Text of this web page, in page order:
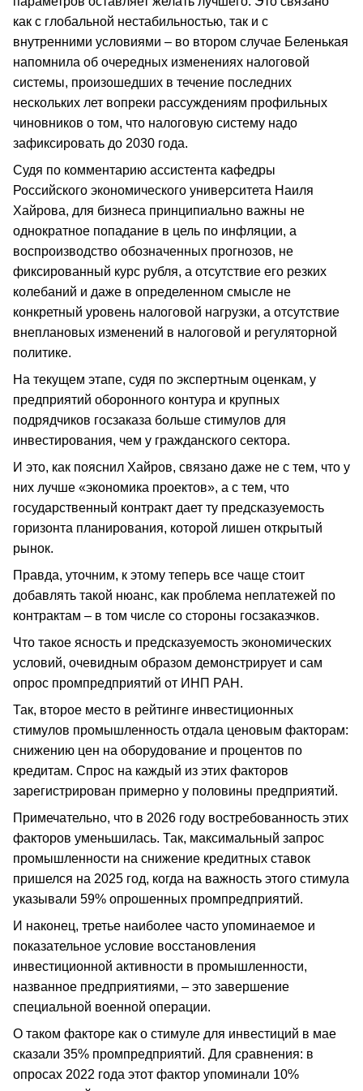
как с глобальной нестабильностью, так и с
внутренними условиями – во втором случае Беленькая
напомнила об очередных изменениях налоговой
системы, произошедших в течение последних
нескольких лет вопреки рассуждениям профильных
чиновников о том, что налоговую систему надо
зафиксировать до 2030 года.
Судя по комментарию ассистента кафедры
Российского экономического университета Наиля
Хайрова, для бизнеса принципиально важны не
однократное попадание в цель по инфляции, а
воспроизводство обозначенных прогнозов, не
фиксированный курс рубля, а отсутствие его резких
колебаний и даже в определенном смысле не
конкретный уровень налоговой нагрузки, а отсутствие
внеплановых изменений в налоговой и регуляторной
политике.
На текущем этапе, судя по экспертным оценкам, у
предприятий оборонного контура и крупных
подрядчиков госзаказа больше стимулов для
инвестирования, чем у гражданского сектора.
И это, как пояснил Хайров, связано даже не с тем, что у
них лучше «экономика проектов», а с тем, что
государственный контракт дает ту предсказуемость
горизонта планирования, которой лишен открытый
рынок.
Правда, уточним, к этому теперь все чаще стоит
добавлять такой нюанс, как проблема неплатежей по
контрактам – в том числе со стороны госзаказчков.
Что такое ясность и предсказуемость экономических
условий, очевидным образом демонстрирует и сам
опрос промпредприятий от ИНП РАН.
Так, второе место в рейтинге инвестиционных
стимулов промышленность отдала ценовым факторам:
снижению цен на оборудование и процентов по
кредитам. Спрос на каждый из этих факторов
зарегистрирован примерно у половины предприятий.
Примечательно, что в 2026 году востребованность этих
факторов уменьшилась. Так, максимальный запрос
промышленности на снижение кредитных ставок
пришелся на 2025 год, когда на важность этого стимула
указывали 59% опрошенных промпредприятий.
И наконец, третье наиболее часто упоминаемое и
показательное условие восстановления
инвестиционной активности в промышленности,
названное предприятиями, – это завершение
специальной военной операции.
О таком факторе как о стимуле для инвестиций в мае
сказали 35% промпредприятий. Для сравнения: в
опросах 2022 года этот фактор упоминали 10%